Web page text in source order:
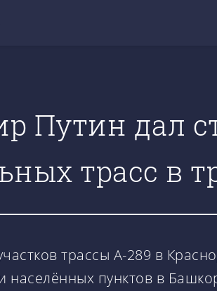
Путин дал
трасс в
трассы А-289 в
населённых пунктов в